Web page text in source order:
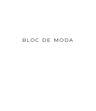
BLOC DE MODA